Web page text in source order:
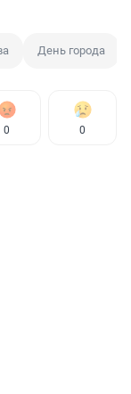
День города
0 0